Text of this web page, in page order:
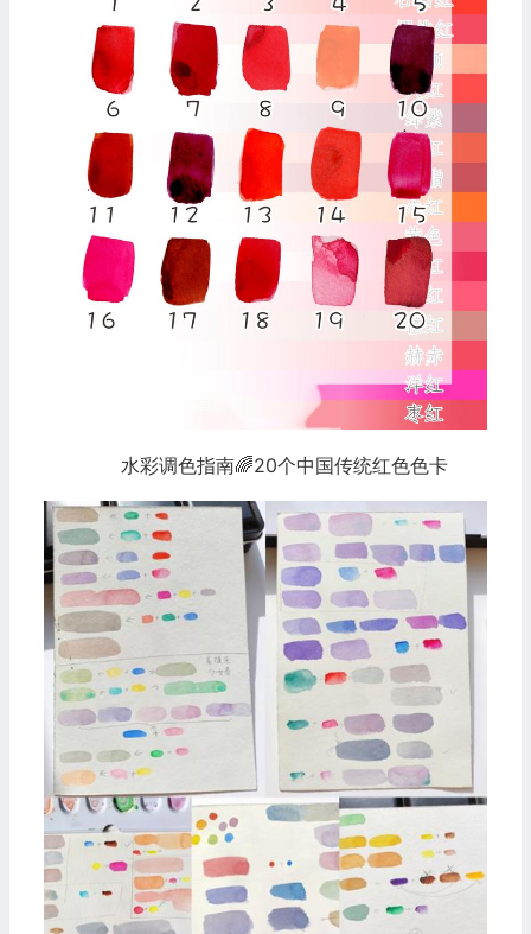
水彩调色指南🌈20个中国传统红色色卡